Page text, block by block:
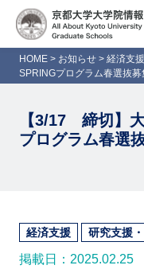
Logo-
Name
HOME > お知らせ > 経済支援
SPRINGプログラム春選抜
【3/17 締切】
プログラム春選
経済支援 研究支援
掲載日：2025.02.25